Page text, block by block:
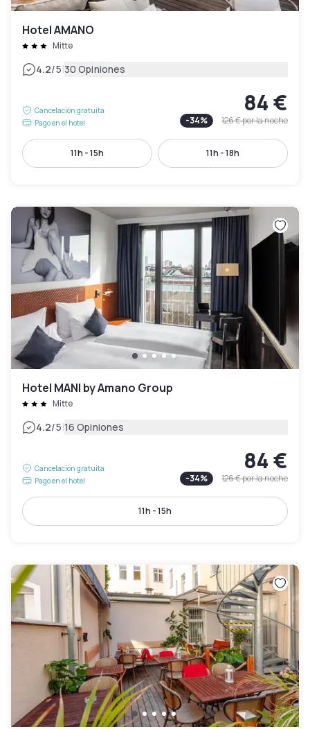
Hotel AMANO
Mitte
4.2/5|30 Opiniones
Cancelación gratuita
Pago en el hotel
84 €
-34% 126 €por la noche
11h - 15h 11h - 18h
Hotel MANI by Amano Group
Mitte
4.2/5|16 Opiniones
Cancelación gratuita
Pago en el hotel
84 €
-34% 126 €por la noche
11h - 15h